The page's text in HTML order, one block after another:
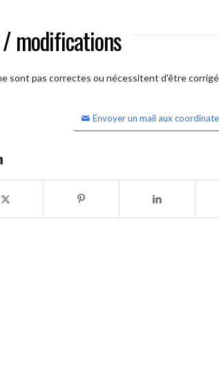
modifications
sont pas correctes ou nécessitent d'être
Envoyer un mail aux